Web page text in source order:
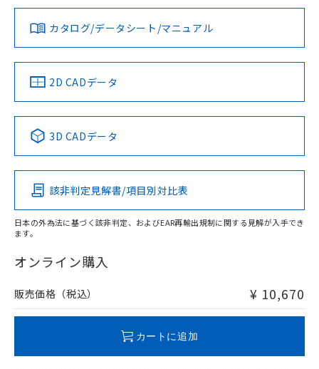
タイムチャート
ダウンロードデータをご利用いただく前に、以下を必ずお読
みください。
ソフトウェアの使用条件
対応済み
中国 RoHS 注意事項・凡例
Pb Hg Cd Cr(VI)
O
在庫等で未対応品が混在する可能性があります。
問い合わせください。
LR型式承認
（イギリス
船舶規格）
DNV型式承認
（ノルウェー
BV型式承認
（フランス
KR型式
（韓国
No No No No
この製品の規格認証/適合状況ページへ
その他の認証はこちらのページからご検索ください
カタログ/データシート/マニュアル
2D CADデータ
3D CADデータ
該非判定見解書/項目別対比表
日本の外為法に基づく該非判定、およびEAR再輸出規制に関する見解が入手でき
ます。
オンライン購入
販売価格（税込） ¥ 10,670
カートに追加